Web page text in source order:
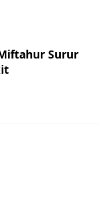
Surur